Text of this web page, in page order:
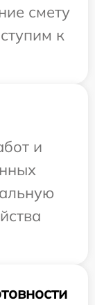
смету
к
и